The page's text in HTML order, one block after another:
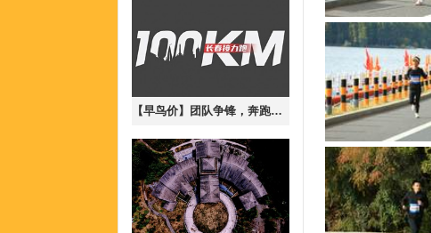
【早鸟价】团队争锋，奔跑无界-2026年9月19日长春100公里接力跑！